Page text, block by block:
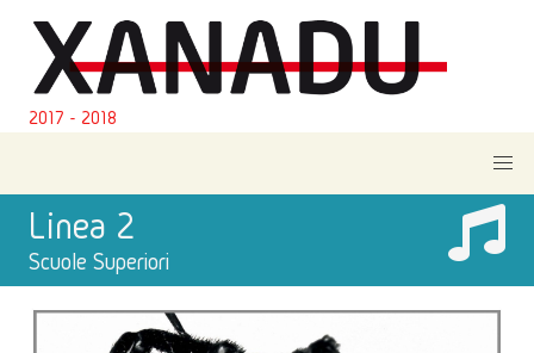
2017 - 2018
Linea 2
Scuole Superiori